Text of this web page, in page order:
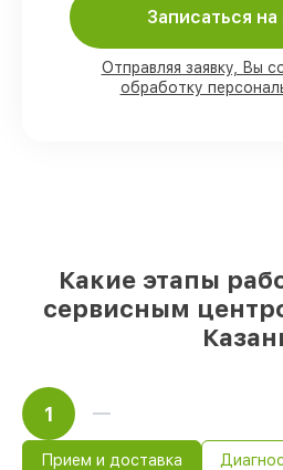
установке в Казани,
Фирменные детали
проверенные
Записаться
Отправляя заявку, Вы
обработку
Какие этапы
сервисным
1
Прием и доставка